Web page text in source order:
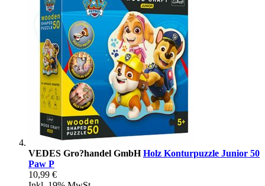
VEDES Gro?handel GmbHHolz Konturpuzzle Junior 50
Paw P
10,99 €